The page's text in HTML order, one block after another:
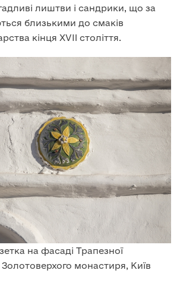
лиштви і сандрики, що за
близькими до смаків
кінця XVII століття.
на фасаді Трапезної
монастиря, Київ